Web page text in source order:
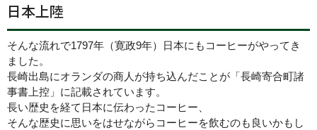
日本上陸
そんな流れで1797年（寛政9年）日本にもコーヒーがやってき
ました。
長崎出島にオランダの商人が持ち込んだことが「長崎寄合町諸
事書上控」に記載されています。
長い歴史を経て日本に伝わったコーヒー、
そんな歴史に思いをはせながらコーヒーを飲むのも良いかもし